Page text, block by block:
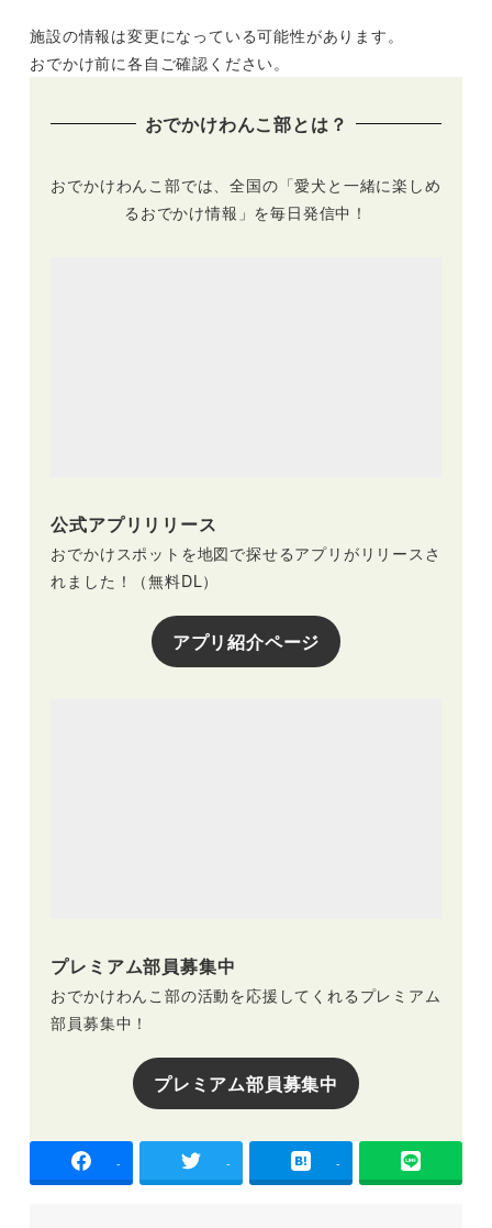
設店や豪快な海鮮丼
にラーメンも！実際
ンピング施設「まる
のもり Glamping
15%OFFのオープニ
施設の情報は変更になっている可能性があります。
おでかけ前に各自ご確認ください。
おでかけわんこ部とは？
おでかけわんこ部では、全国の「愛犬と一緒に楽しめ
るおでかけ情報」を毎日発信中！
公式アプリリリース
おでかけスポットを地図で探せるアプリがリリースさ
れました！（無料DL）
アプリ紹介ページ
プレミアム部員募集中
おでかけわんこ部の活動を応援してくれるプレミアム
部員募集中！
プレミアム部員募集中
- - -